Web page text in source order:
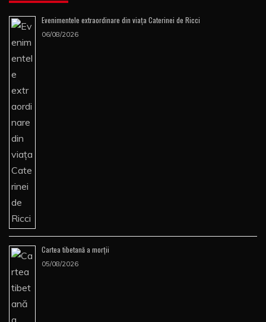
Evenimentele extraordinare din viața Caterinei de Ricci
06/08/2026
Cartea tibetană a morţii
05/08/2026